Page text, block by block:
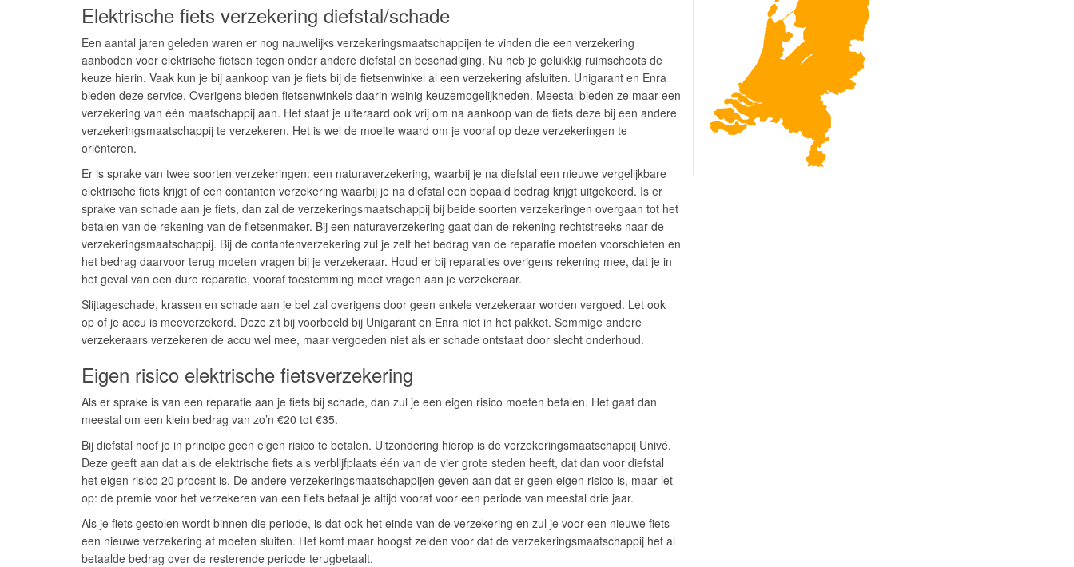
Elektrische fiets verzekering diefstal/schade
Een aantal jaren geleden waren er nog nauwelijks verzekeringsmaatschappijen te vinden die een verzekering
aanboden voor elektrische fietsen tegen onder andere diefstal en beschadiging. Nu heb je gelukkig ruimschoots de
keuze hierin. Vaak kun je bij aankoop van je fiets bij de fietsenwinkel al een verzekering afsluiten. Unigarant en Enra
bieden deze service. Overigens bieden fietsenwinkels daarin weinig keuzemogelijkheden. Meestal bieden ze maar een
verzekering van één maatschappij aan. Het staat je uiteraard ook vrij om na aankoop van de fiets deze bij een andere
verzekeringsmaatschappij te verzekeren. Het is wel de moeite waard om je vooraf op deze verzekeringen te
oriënteren.
Er is sprake van twee soorten verzekeringen: een naturaverzekering, waarbij je na diefstal een nieuwe vergelijkbare
elektrische fiets krijgt of een contanten verzekering waarbij je na diefstal een bepaald bedrag krijgt uitgekeerd. Is er
sprake van schade aan je fiets, dan zal de verzekeringsmaatschappij bij beide soorten verzekeringen overgaan tot het
betalen van de rekening van de fietsenmaker. Bij een naturaverzekering gaat dan de rekening rechtstreeks naar de
verzekeringsmaatschappij. Bij de contantenverzekering zul je zelf het bedrag van de reparatie moeten voorschieten en
het bedrag daarvoor terug moeten vragen bij je verzekeraar. Houd er bij reparaties overigens rekening mee, dat je in
het geval van een dure reparatie, vooraf toestemming moet vragen aan je verzekeraar.
Slijtageschade, krassen en schade aan je bel zal overigens door geen enkele verzekeraar worden vergoed. Let ook
op of je accu is meeverzekerd. Deze zit bij voorbeeld bij Unigarant en Enra niet in het pakket. Sommige andere
verzekeraars verzekeren de accu wel mee, maar vergoeden niet als er schade ontstaat door slecht onderhoud.
Eigen risico elektrische fietsverzekering
Als er sprake is van een reparatie aan je fiets bij schade, dan zul je een eigen risico moeten betalen. Het gaat dan
meestal om een klein bedrag van zo’n €20 tot €35.
Bij diefstal hoef je in principe geen eigen risico te betalen. Uitzondering hierop is de verzekeringsmaatschappij Univé.
Deze geeft aan dat als de elektrische fiets als verblijfplaats één van de vier grote steden heeft, dat dan voor diefstal
het eigen risico 20 procent is. De andere verzekeringsmaatschappijen geven aan dat er geen eigen risico is, maar let
op: de premie voor het verzekeren van een fiets betaal je altijd vooraf voor een periode van meestal drie jaar.
Als je fiets gestolen wordt binnen die periode, is dat ook het einde van de verzekering en zul je voor een nieuwe fiets
een nieuwe verzekering af moeten sluiten. Het komt maar hoogst zelden voor dat de verzekeringsmaatschappij het al
betaalde bedrag over de resterende periode terugbetaalt.